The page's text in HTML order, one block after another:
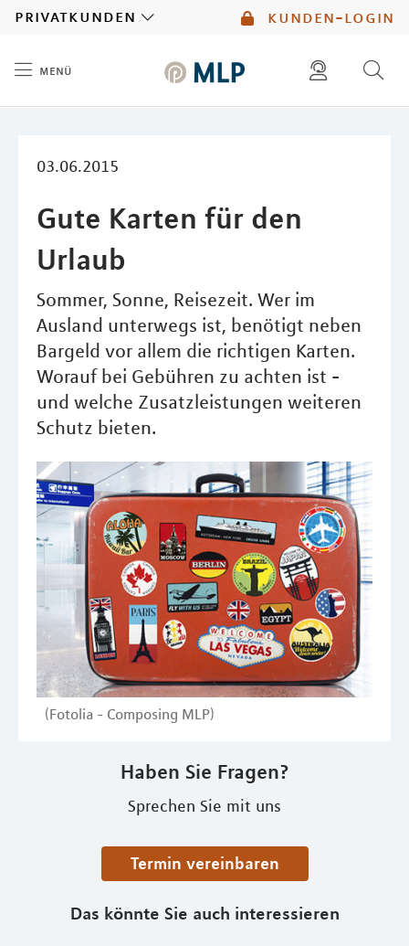
kunden-login
privatkunden
menü
03.06.2015
Gute Karten für den
Urlaub
Sommer, Sonne, Reisezeit. Wer im
Ausland unterwegs ist, benötigt neben
Bargeld vor allem die richtigen Karten.
Worauf bei Gebühren zu achten ist -
und welche Zusatzleistungen weiteren
Schutz bieten.
(Fotolia - Composing MLP)
Haben Sie Fragen?
Sprechen Sie mit uns
Termin vereinbaren
Das könnte Sie auch interessieren